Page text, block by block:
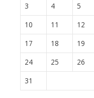
3
4 5
10
11 12
17
18 19
24
25 26
31